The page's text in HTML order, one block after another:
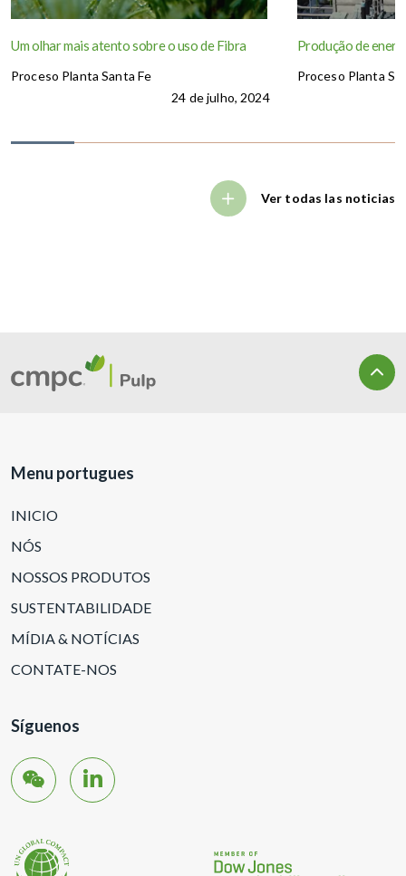
Um olhar mais atento sobre o uso de Fibra
Proceso Planta Santa Fe
24 de julho, 2024
Produção de
Proceso Planta
Ver todas las noticias
Menu portugues
INICIO
NÓS
NOSSOS PRODUTOS
SUSTENTABILIDADE
MÍDIA & NOTÍCIAS
CONTATE-NOS
Síguenos